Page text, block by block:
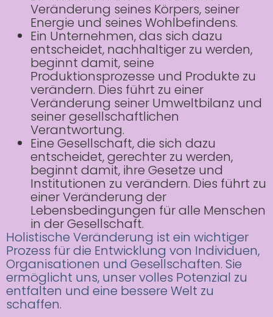
Veränderung seines Körpers, seiner
Energie und seines Wohlbefindens.
Ein Unternehmen, das sich dazu
entscheidet, nachhaltiger zu werden,
beginnt damit, seine
Produktionsprozesse und Produkte zu
verändern. Dies führt zu einer
Veränderung seiner Umweltbilanz und
seiner gesellschaftlichen
Verantwortung.
Eine Gesellschaft, die sich dazu
entscheidet, gerechter zu werden,
beginnt damit, ihre Gesetze und
Institutionen zu verändern. Dies führt zu
einer Veränderung der
Lebensbedingungen für alle Menschen
in der Gesellschaft.
Holistische Veränderung ist ein wichtiger
Prozess für die Entwicklung von Individuen,
Organisationen und Gesellschaften. Sie
ermöglicht uns, unser volles Potenzial zu
entfalten und eine bessere Welt zu
schaffen.